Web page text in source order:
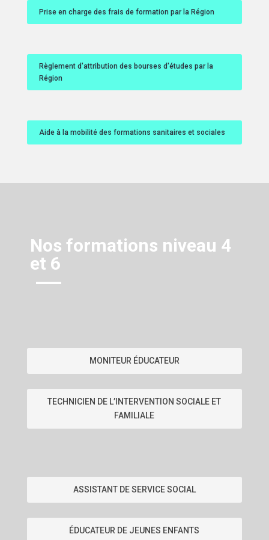
Prise en charge des frais de formation par la Région
Règlement d'attribution des bourses d'études par la
Région
Aide à la mobilité des formations sanitaires et sociales
Nos formations niveau 4
et 6
MONITEUR ÉDUCATEUR
TECHNICIEN DE L’INTERVENTION SOCIALE ET
FAMILIALE
ASSISTANT DE SERVICE SOCIAL
ÉDUCATEUR DE JEUNES ENFANTS